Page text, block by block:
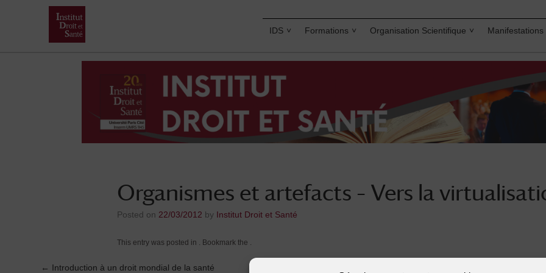
IDS Formations Organisation Scientifique Manifestations
Organismes et artefacts – Vers la
Posted on 22/03/2012 by Institut Droit et Santé
This entry was posted in . Bookmark the .
← Introduction à un droit mondial de la santé